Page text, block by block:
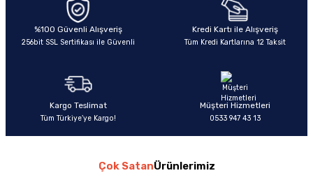
%100 Güvenli Alışveriş
256bit SSL Sertifikası ile Güvenli
Kredi Kartı ile Alışveriş
Tüm Kredi Kartlarına 12 Taksit
Kargo Teslimat
Tüm Türkiye’ye Kargo!
Müşteri Hizmetleri
0533 947 43 13
Çok SatanÜrünlerimiz